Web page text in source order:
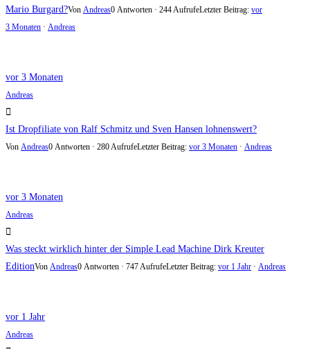
Mario Burgard?Von Andreas0 Antworten · 244 AufrufeLetzter Beitrag: vor
3 Monaten · Andreas
vor 3 Monaten
Andreas
Ist Dropfiliate von Ralf Schmitz und Sven Hansen lohnenswert?
Von Andreas0 Antworten · 280 AufrufeLetzter Beitrag: vor 3 Monaten · Andreas
vor 3 Monaten
Andreas
Was steckt wirklich hinter der Simple Lead Machine Dirk Kreuter
EditionVon Andreas0 Antworten · 747 AufrufeLetzter Beitrag: vor 1 Jahr · Andreas
vor 1 Jahr
Andreas